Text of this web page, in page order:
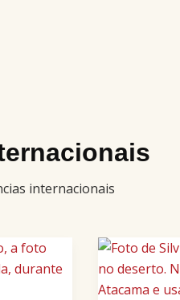
internacionais
Como
se
vestir